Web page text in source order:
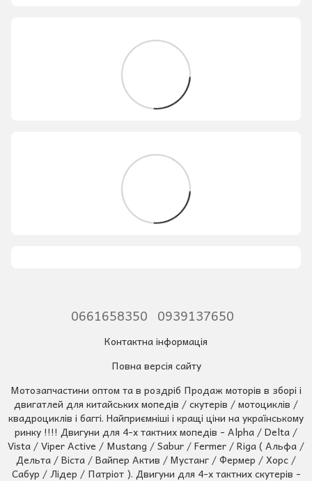
0661658350 0939137650
Контактна інформація
Повна версія сайту
Мотозапчастини оптом та в роздріб Продаж моторів в зборі і
двигатлей для китайських мопедів / скутерів / мотоциклів /
квадроциклів і баггі. Найприємніші і кращі ціни на українському
ринку !!!! Двигуни для 4-х тактних мопедів - Alpha / Delta /
Vista / Viper Active / Mustang / Sabur / Fermer / Riga ( Альфа /
Дельта / Віста / Вайпер Актив / Мустанг / Фермер / Хорс /
Сабур / Лідер / Патріот ). Двигуни для 4-х тактних скутерів -